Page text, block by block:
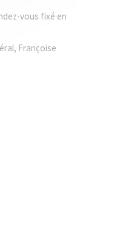
vous fixé en
Françoise